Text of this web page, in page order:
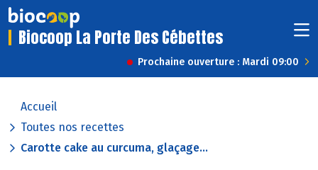
Biocoop La Porte Des Cébettes
Prochaine ouverture : Mardi 09:00
Accueil
Toutes nos recettes
Carotte cake au curcuma, glaçage...